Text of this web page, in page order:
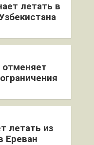
летать в
отменяет
летать из
Ереван